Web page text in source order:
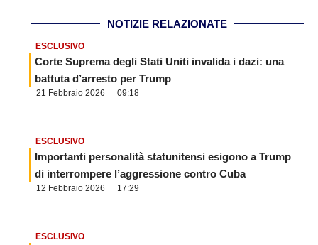
NOTIZIE RELAZIONATE
ESCLUSIVO
Corte Suprema degli Stati Uniti invalida i dazi: una
battuta d’arresto per Trump
21 Febbraio 2026 09:18
ESCLUSIVO
Importanti personalità statunitensi esigono a Trump
di interrompere l’aggressione contro Cuba
12 Febbraio 2026 17:29
ESCLUSIVO